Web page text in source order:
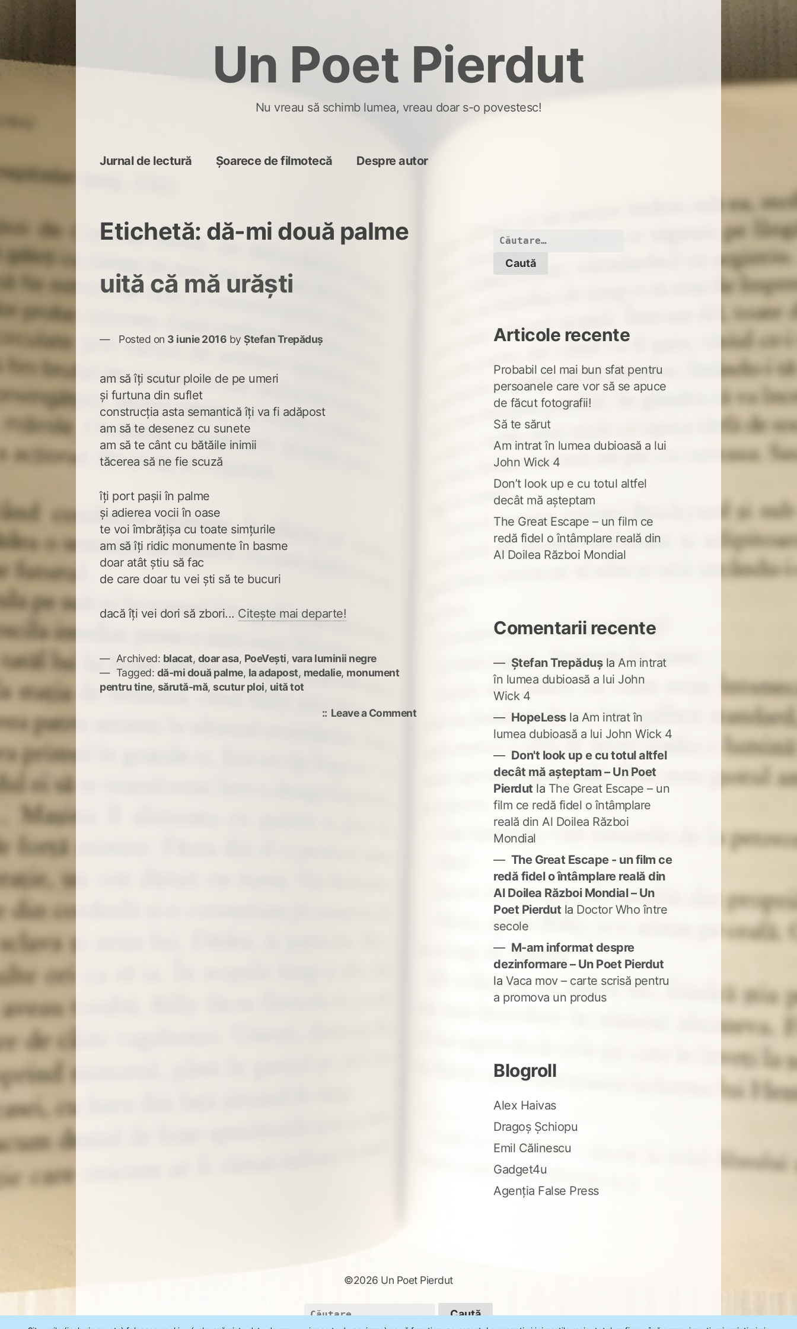
Un Poet Pierdut
Nu vreau să schimb lumea, vreau doar s-o povestesc!
Jurnal de lectură Șoarece de filmotecă Despre autor
Etichetă: dă-mi două palme
uită că mă urăști
Posted on 3 iunie 2016 byȘtefan Trepăduș
am să îți scutur ploile de pe umeri
și furtuna din suflet
construcția asta semantică îți va fi adăpost
am să te desenez cu sunete
am să te cânt cu bătăile inimii
tăcerea să ne fie scuză
îți port pașii în palme
și adierea vocii în oase
te voi îmbrățișa cu toate simțurile
am să îți ridic monumente în basme
doar atât știu să fac
de care doar tu vei ști să te bucuri
dacă îți vei dori să zbori... Citește mai departe!
Archived: blacat, doar asa, PoeVești, vara luminii negre
Tagged: dă-mi două palme, la adapost, medalie, monument
pentru tine, sărută-mă,scutur ploi, uită tot
Leave a Commenton
Caută
Articole recente
Probabil cel mai bun sfat pentru
persoanele care vor să se apuce
de făcut fotografii!
Să te sărut
Am intrat în lumea dubioasă a lui
John Wick 4
Don’t look up e cu totul altfel
decât mă așteptam
The Great Escape – un film ce
redă fidel o întâmplare reală din
Al Doilea Război Mondial
Comentarii recente
Ștefan Trepădușla Am intrat
în lumea dubioasă a lui John
Wick 4
HopeLessla Am intrat în
lumea dubioasă a lui John Wick 4
Don't look up e cu totul altfel
decât mă așteptam – Un Poet
Pierdut la The Great Escape – un
film ce redă fidel o întâmplare
reală din Al Doilea Război
Mondial
The Great Escape - un film ce
redă fidel o întâmplare reală din
Al Doilea Război Mondial – Un
Poet Pierdut la Doctor Who între
secole
M-am informat despre
dezinformare – Un Poet Pierdut
la Vaca mov – carte scrisă pentru
a promova un produs
Blogroll
Alex Haivas
Dragoș Șchiopu
Emil Călinescu
Gadget4u
Agenția False Press
©2026 Un Poet Pierdut
Caută